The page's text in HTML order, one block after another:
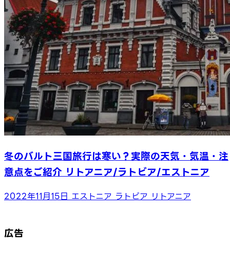
冬のバルト三国旅行は寒い？実際の天気・気温・注
意点をご紹介 リトアニア/ラトビア/エストニア
2022年11月15日 エストニア ラトビア リトアニア
広告